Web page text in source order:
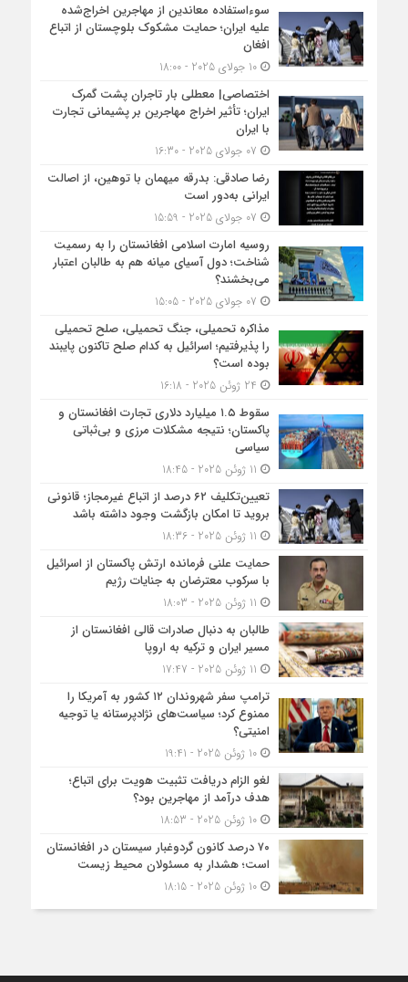
سوءاستفاده معاندین از مهاجرین اخراج‌شده
علیه ایران؛ حمایت مشکوک بلوچستان از اتباع
افغان
10 جولای 2025 - 18:00
اختصاصی| معطلی بار تاجران پشت گمرک
ایران؛ تأثیر اخراج مهاجرین بر پشیمانی تجارت
با ایران
رضا صادقی: بدرقه میهمان با توهین، از اصالت
ایرانی به‌دور است
روسیه امارت اسلامی افغانستان را به رسمیت
شناخت؛ دول آسیای میانه هم به طالبان اعتبار
می‎‌بخشند؟
مذاکره تحمیلی، جنگ تحمیلی، صلح تحمیلی
را پذیرفتیم؛ اسرائیل به کدام صلح تاکنون پایبند
بوده است؟
سقوط ۱.۵ میلیارد دلاری تجارت افغانستان و
پاکستان؛ نتیجه مشکلات مرزی و بی‌ثباتی
سیاسی
تعیین‌تکلیف ۶۲ درصد از اتباع غیرمجاز؛ قانونی
بروید تا امکان بازگشت وجود داشته باشد
حمایت علنی فرمانده ارتش پاکستان از اسرائیل
با سرکوب معترضان به جنایات رژیم
طالبان به دنبال صادرات قالی افغانستان از
مسیر ایران و ترکیه به اروپا
ترامپ سفر شهروندان ۱۲ کشور به آمریکا را
ممنوع کرد؛ سیاست‌های نژادپرستانه یا توجیه
امنیتی؟
10 ژوئن 2025 - 19:41
لغو الزام دریافت تثبیت هویت برای اتباع؛
هدف درآمد از مهاجرین بود؟
10 ژوئن 2025 - 18:53
۷۰ درصد کانون گردوغبار سیستان در افغانستان
است؛ هشدار به مسئولان محیط زیست
10 ژوئن 2025 - 18:15